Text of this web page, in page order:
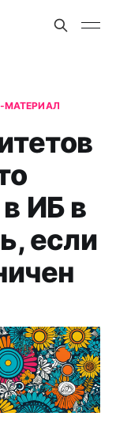
МАТЕРИАЛ
ИБ в
если